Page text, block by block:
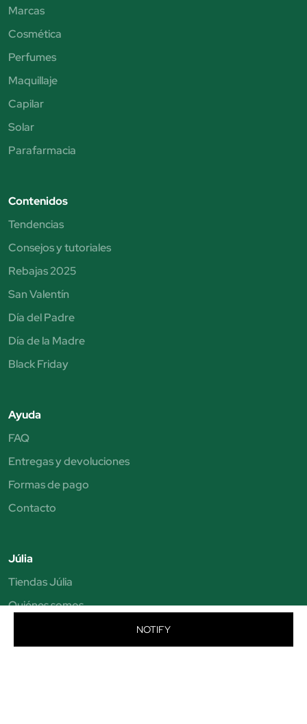
NOTIFY
Marcas
Cosmética
Perfumes
Maquillaje
Capilar
Solar
Parafarmacia
Contenidos
Tendencias
Consejos y tutoriales
Rebajas 2025
San Valentín
Día del Padre
Día de la Madre
Black Friday
Ayuda
FAQ
Entregas y devoluciones
Formas de pago
Contacto
Júlia
Tiendas Júlia
Quiénes somos